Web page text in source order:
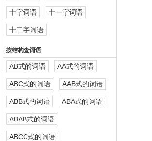
十字词语 十一字词语
十二字词语
按结构查词语
AB式的词语 AA式的词语
ABC式的词语 AAB式的词语
ABB式的词语 ABA式的词语
ABAB式的词语
ABCC式的词语